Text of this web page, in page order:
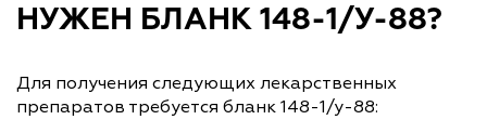
НУЖЕН БЛАНК 148-1/У-88?
Для получения следующих лекарственных
препаратов требуется бланк 148-1/у-88: